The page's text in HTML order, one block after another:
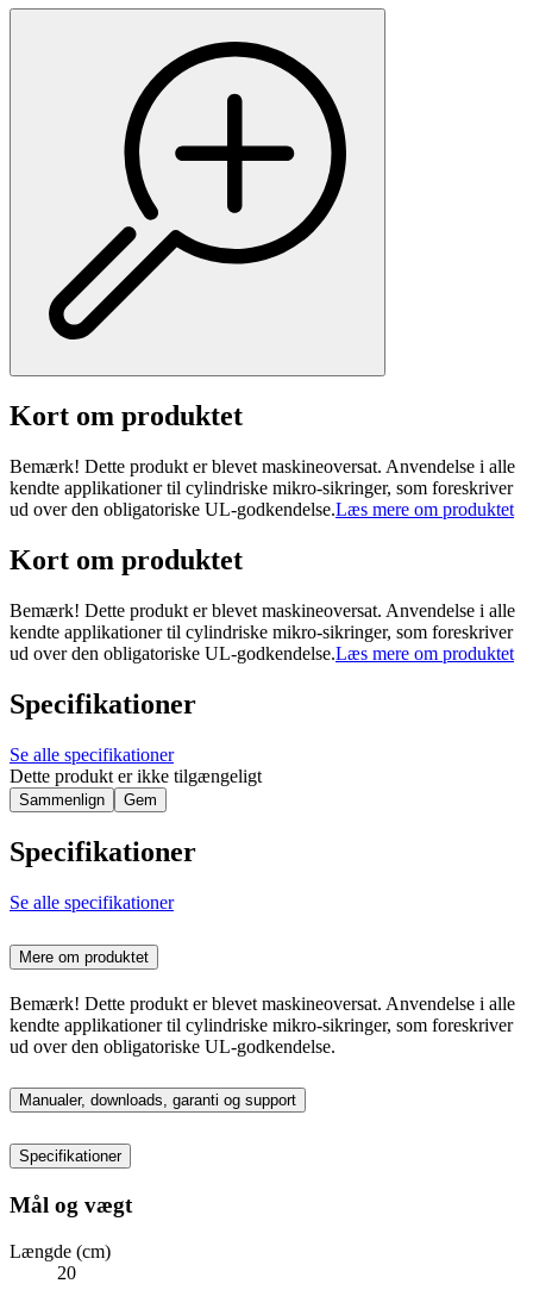
Kort om produktet
Bemærk! Dette produkt er blevet maskineoversat. Anvendelse i alle
kendte applikationer til cylindriske mikro-sikringer, som foreskriver
ud over den obligatoriske UL-godkendelse.Læs mere om produktet
Kort om produktet
Bemærk! Dette produkt er blevet maskineoversat. Anvendelse i alle
kendte applikationer til cylindriske mikro-sikringer, som foreskriver
ud over den obligatoriske UL-godkendelse.Læs mere om produktet
Specifikationer
Se alle specifikationer
Dette produkt er ikke tilgængeligt
Sammenlign Gem
Specifikationer
Se alle specifikationer
Mere om produktet
Bemærk! Dette produkt er blevet maskineoversat. Anvendelse i alle
kendte applikationer til cylindriske mikro-sikringer, som foreskriver
ud over den obligatoriske UL-godkendelse.
Manualer, downloads, garanti og support
Specifikationer
Mål og vægt
Længde (cm)
20